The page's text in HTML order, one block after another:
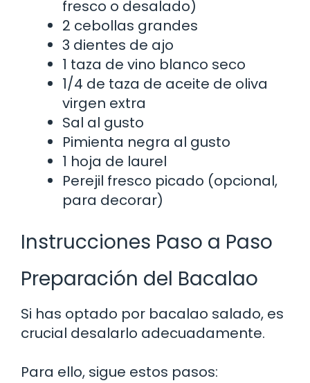
fresco o desalado)
2 cebollas grandes
3 dientes de ajo
1 taza de vino blanco seco
1/4 de taza de aceite de oliva
virgen extra
Sal al gusto
Pimienta negra al gusto
1 hoja de laurel
Perejil fresco picado (opcional,
para decorar)
Instrucciones Paso a Paso
Preparación del Bacalao
Si has optado por bacalao salado, es
crucial desalarlo adecuadamente.
Para ello, sigue estos pasos: